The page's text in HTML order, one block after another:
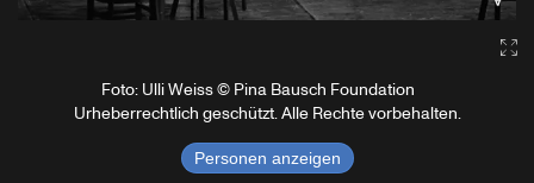
Foto: Ulli Weiss © Pina Bausch Foundation
Urheberrechtlich geschützt. Alle Rechte vorbehalten.
Personen anzeigen